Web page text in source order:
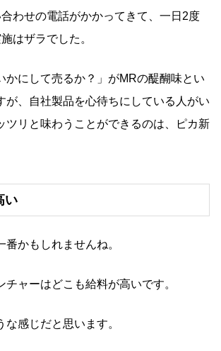
わせの電話がかかってきて、一日2度
はザラでした。
かにして売るか？」がMRの醍醐味とい
が、自社製品を心待ちにしている人がい
ツリと味わうことができるのは、ピカ新
い
番かもしれませんね。
チャーはどこも給料が高いです。
感じだと思います。